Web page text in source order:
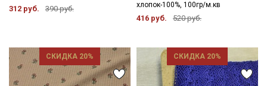
312 руб. 390 руб.
хлопок-100%, 100гр/м.кв
416 руб. 520 руб.
СКИДКА 20% СКИДКА 20%